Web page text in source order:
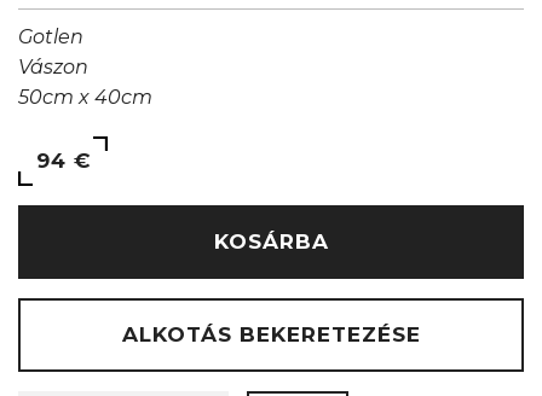
Gotlen
Vászon
50cm x 40cm
94 €
KOSÁRBA
ALKOTÁS BEKERETEZÉSE